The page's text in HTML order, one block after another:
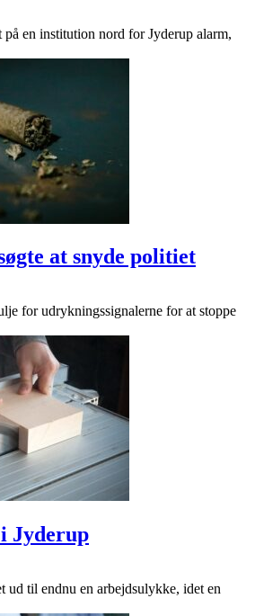
en institution nord for Jyderup alarm,
at snyde politiet
for udrykningssignalerne for at stoppe
Jyderup
til endnu en arbejdsulykke, idet en